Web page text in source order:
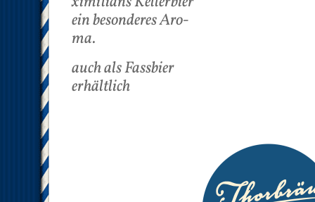
ein be­son­de­res Aro­
ma.
auch als Fassbier
erhältlich